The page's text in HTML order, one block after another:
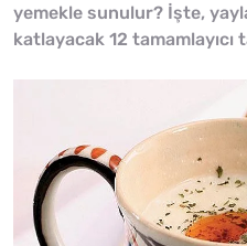
yemekle sunulur? İşte,
katlayacak 12 tamamlayıcı